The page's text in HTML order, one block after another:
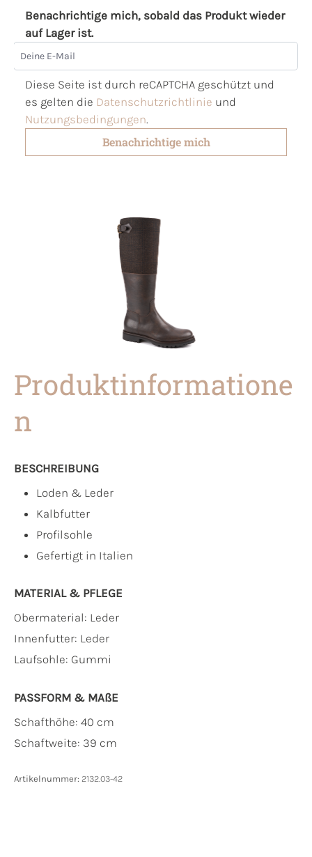
Benachrichtige mich, sobald das Produkt wieder
auf Lager ist.
Deine E-Mail
Diese Seite ist durch reCAPTCHA geschützt und
es gelten die Datenschutzrichtlinie und
Nutzungsbedingungen.
Benachrichtige mich
Produktinformatione
n
BESCHREIBUNG
Loden & Leder
Kalbfutter
Profilsohle
Gefertigt in Italien
MATERIAL & PFLEGE
Obermaterial: Leder
Innenfutter: Leder
Laufsohle: Gummi
PASSFORM & MAẞE
Schafthöhe: 40 cm
Schaftweite: 39 cm
Artikelnummer: 2132.03-42